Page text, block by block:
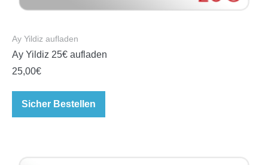
Ay Yildiz aufladen
Ay Yildiz 25€ aufladen
25,00€
Sicher Bestellen